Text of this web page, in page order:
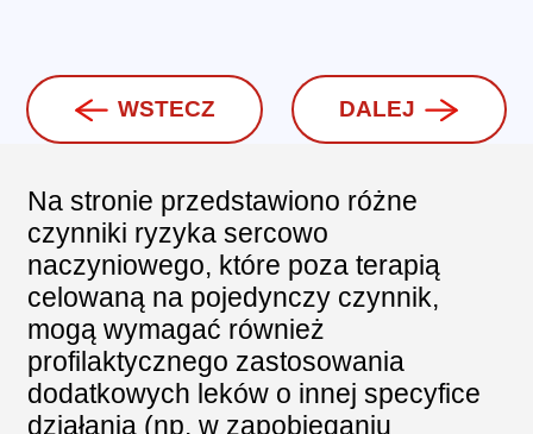
WSTECZ DALEJ
Na stronie przedstawiono różne
czynniki ryzyka sercowo
naczyniowego, które poza terapią
celowaną na pojedynczy czynnik,
mogą wymagać również
profilaktycznego zastosowania
dodatkowych leków o innej specyfice
działania (np. w zapobieganiu